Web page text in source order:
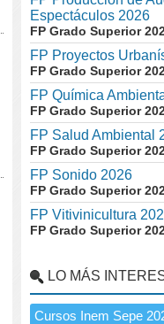
Espectáculos 2026
FP Grado Superior
FP Proyectos
FP Grado Superior
FP Química
FP Grado Superior
FP Salud Ambiental
FP Grado Superior
FP Sonido 2026
FP Grado Superior
FP Vitivinicultura
FP Grado Superior
LO MÁS
Cursos Inem Sepe